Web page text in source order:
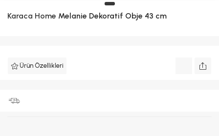
Karaca Home Melanie Dekoratif Obje 43 cm
Ürün Özellikleri